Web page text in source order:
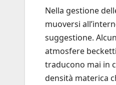
Nella gestione
muoversi
suggestione.
atmosfere
traducono mai in
densità materica